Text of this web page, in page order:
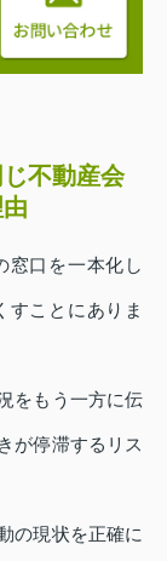
不動産会
窓口を一本化し
すことにありま
をもう一方に伝
が停滞するリス
の現状を正確に